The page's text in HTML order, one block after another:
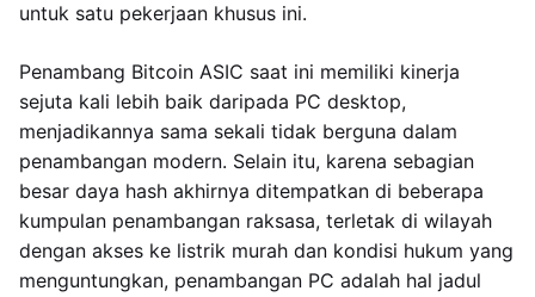
untuk satu pekerjaan khusus ini.
Penambang Bitcoin ASIC saat ini memiliki kinerja
sejuta kali lebih baik daripada PC desktop,
menjadikannya sama sekali tidak berguna dalam
penambangan modern. Selain itu, karena sebagian
besar daya hash akhirnya ditempatkan di beberapa
kumpulan penambangan raksasa, terletak di wilayah
dengan akses ke listrik murah dan kondisi hukum yang
menguntungkan, penambangan PC adalah hal jadul